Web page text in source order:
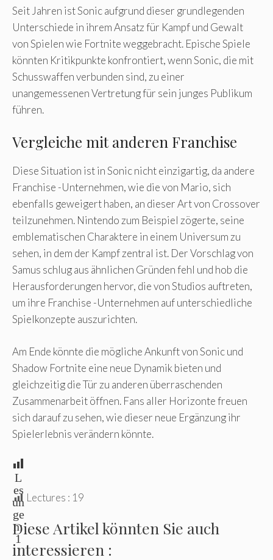
Seit Jahren ist Sonic aufgrund dieser grundlegenden
Unterschiede in ihrem Ansatz für Kampf und Gewalt
von Spielen wie Fortnite weggebracht. Epische Spiele
könnten Kritikpunkte konfrontiert, wenn Sonic, die mit
Schusswaffen verbunden sind, zu einer
unangemessenen Vertretung für sein junges Publikum
führen.
Vergleiche mit anderen Franchise
Diese Situation ist in Sonic nicht einzigartig, da andere
Franchise -Unternehmen, wie die von Mario, sich
ebenfalls geweigert haben, an dieser Art von Crossover
teilzunehmen. Nintendo zum Beispiel zögerte, seine
emblematischen Charaktere in einem Universum zu
sehen, in dem der Kampf zentral ist. Der Vorschlag von
Samus schlug aus ähnlichen Gründen fehl und hob die
Herausforderungen hervor, die von Studios auftreten,
um ihre Franchise -Unternehmen auf unterschiedliche
Spielkonzepte auszurichten.
Am Ende könnte die mögliche Ankunft von Sonic und
Shadow Fortnite eine neue Dynamik bieten und
gleichzeitig die Tür zu anderen überraschenden
Zusammenarbeit öffnen. Fans aller Horizonte freuen
sich darauf zu sehen, wie dieser neue Ergänzung ihr
Spielerlebnis verändern könnte.
L
es
un
ge
n:
1
Lectures : 19
Diese Artikel könnten Sie auch
interessieren :